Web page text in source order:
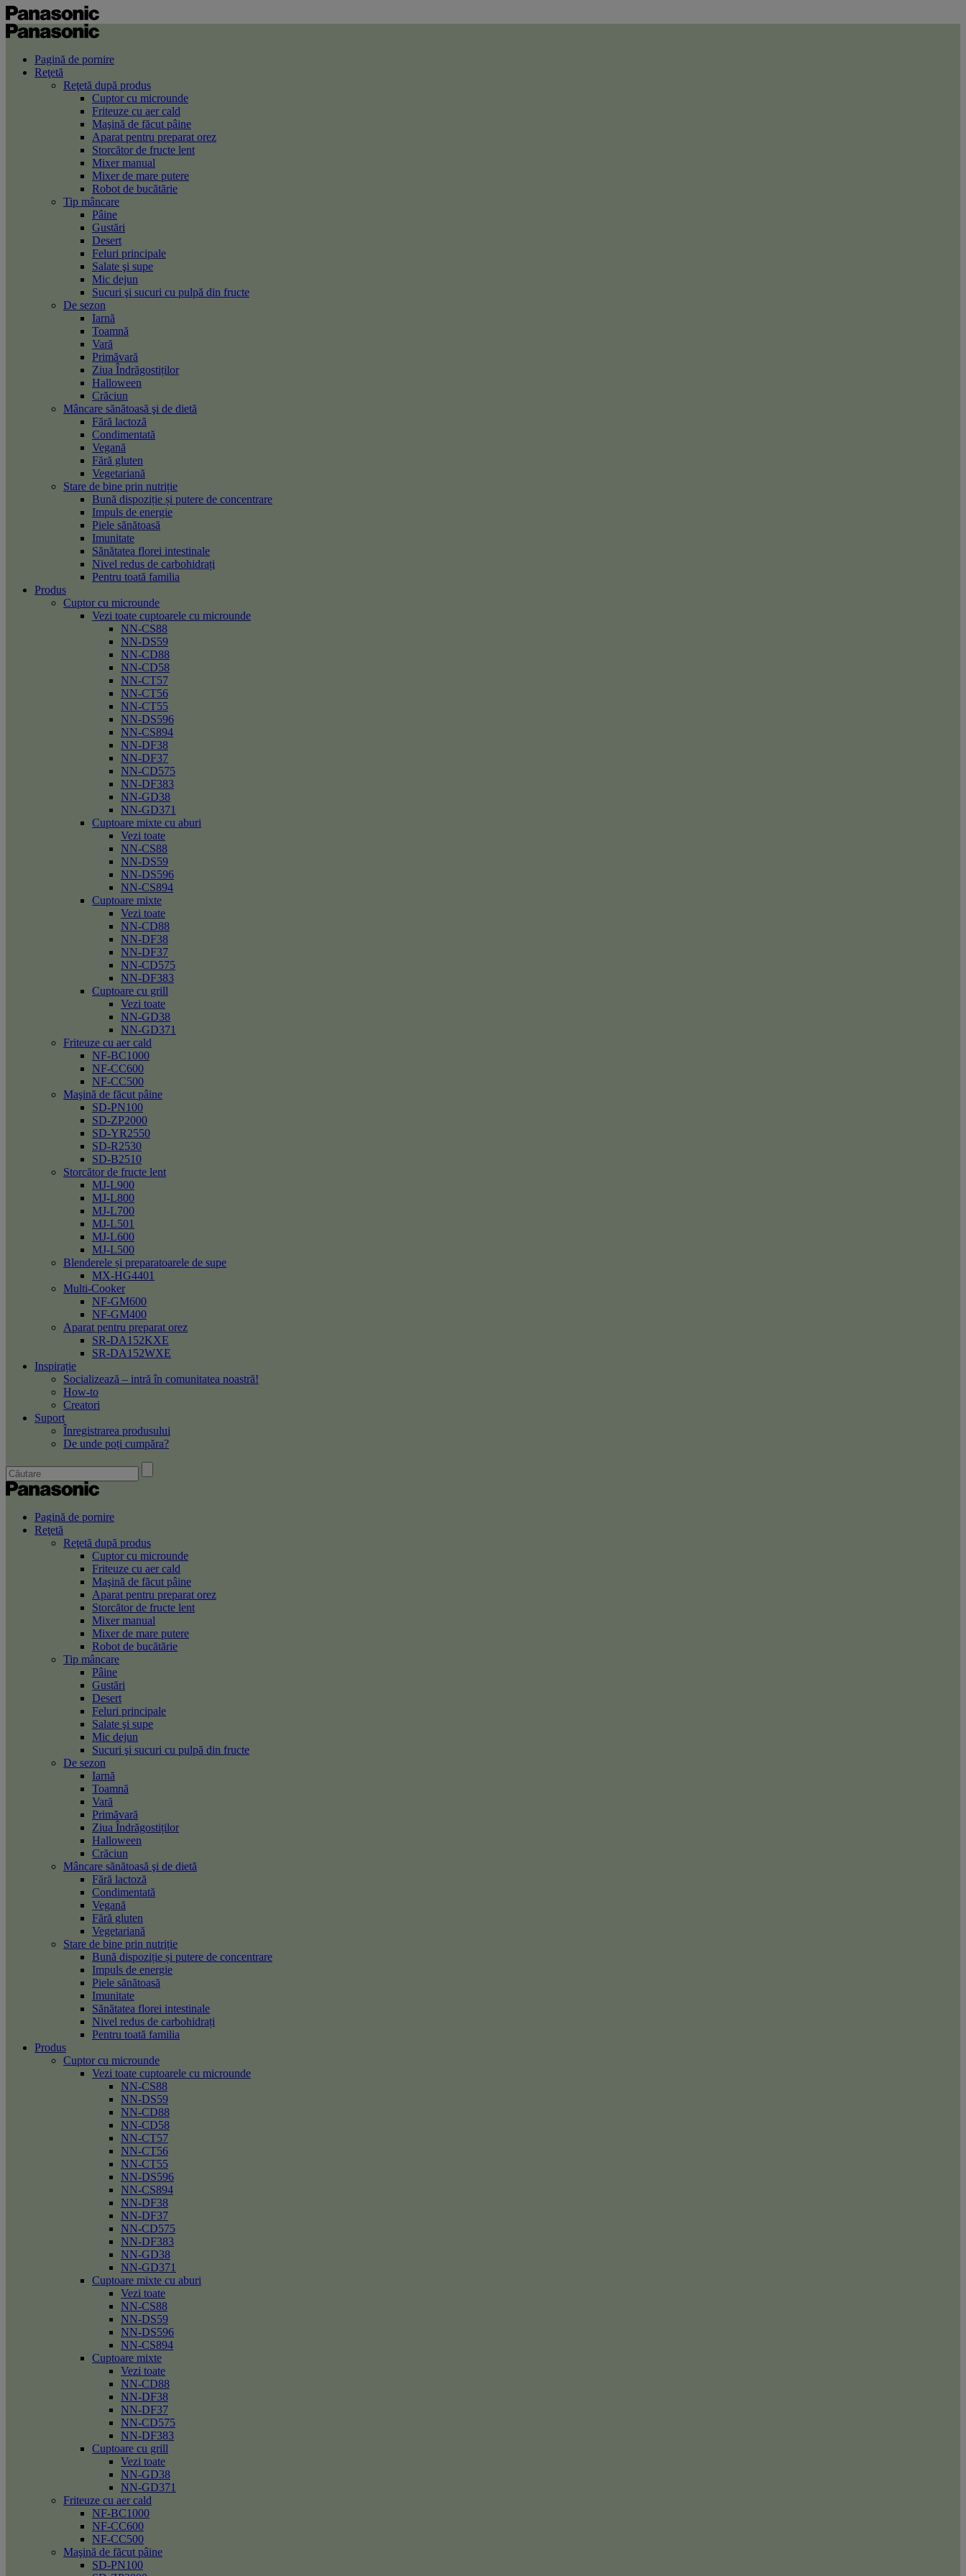
Pagină de pornire
Reţetă
Reţetă după produs
Cuptor cu microunde
Friteuze cu aer cald
Maşină de făcut pâine
Aparat pentru preparat orez
Storcător de fructe lent
Mixer manual
Mixer de mare putere
Robot de bucătărie
Tip mâncare
Pâine
Gustări
Desert
Feluri principale
Salate şi supe
Mic dejun
Sucuri şi sucuri cu pulpă din fructe
De sezon
Iarnă
Toamnă
Vară
Primăvară
Ziua Îndrăgostiților
Halloween
Crăciun
Mâncare sănătoasă şi de dietă
Fără lactoză
Condimentată
Vegană
Fără gluten
Vegetariană
Stare de bine prin nutriție
Bună dispoziție și putere de concentrare
Impuls de energie
Piele sănătoasă
Imunitate
Sănătatea florei intestinale
Nivel redus de carbohidrați
Pentru toată familia
Produs
Cuptor cu microunde
Vezi toate cuptoarele cu microunde
NN-CS88
NN-DS59
NN-CD88
NN-CD58
NN-CT57
NN-CT56
NN-CT55
NN-DS596
NN-CS894
NN-DF38
NN-DF37
NN-CD575
NN-DF383
NN-GD38
NN-GD371
Cuptoare mixte cu aburi
Vezi toate
NN-CS88
NN-DS59
NN-DS596
NN-CS894
Cuptoare mixte
Vezi toate
NN-CD88
NN-DF38
NN-DF37
NN-CD575
NN-DF383
Cuptoare cu grill
Vezi toate
NN-GD38
NN-GD371
Friteuze cu aer cald
NF-BC1000
NF-CC600
NF-CC500
Maşină de făcut pâine
SD-PN100
SD-ZP2000
SD-YR2550
SD-R2530
SD-B2510
Storcător de fructe lent
MJ-L900
MJ-L800
MJ-L700
MJ-L501
MJ-L600
MJ-L500
Blenderele și preparatoarele de supe
MX-HG4401
Multi-Cooker
NF-GM600
NF-GM400
Aparat pentru preparat orez
SR-DA152KXE
SR-DA152WXE
Inspirație
Socializează – intră în comunitatea noastră!
How-to
Creatori
Suport
Înregistrarea produsului
De unde poți cumpăra?
Pagină de pornire
Reţetă
Reţetă după produs
Cuptor cu microunde
Friteuze cu aer cald
Maşină de făcut pâine
Aparat pentru preparat orez
Storcător de fructe lent
Mixer manual
Mixer de mare putere
Robot de bucătărie
Tip mâncare
Pâine
Gustări
Desert
Feluri principale
Salate şi supe
Mic dejun
Sucuri şi sucuri cu pulpă din fructe
De sezon
Iarnă
Toamnă
Vară
Primăvară
Ziua Îndrăgostiților
Halloween
Crăciun
Mâncare sănătoasă şi de dietă
Fără lactoză
Condimentată
Vegană
Fără gluten
Vegetariană
Stare de bine prin nutriție
Bună dispoziție și putere de concentrare
Impuls de energie
Piele sănătoasă
Imunitate
Sănătatea florei intestinale
Nivel redus de carbohidrați
Pentru toată familia
Produs
Cuptor cu microunde
Vezi toate cuptoarele cu microunde
NN-CS88
NN-DS59
NN-CD88
NN-CD58
NN-CT57
NN-CT56
NN-CT55
NN-DS596
NN-CS894
NN-DF38
NN-DF37
NN-CD575
NN-DF383
NN-GD38
NN-GD371
Cuptoare mixte cu aburi
Vezi toate
NN-CS88
NN-DS59
NN-DS596
NN-CS894
Cuptoare mixte
Vezi toate
NN-CD88
NN-DF38
NN-DF37
NN-CD575
NN-DF383
Cuptoare cu grill
Vezi toate
NN-GD38
NN-GD371
Friteuze cu aer cald
NF-BC1000
NF-CC600
NF-CC500
Maşină de făcut pâine
SD-PN100